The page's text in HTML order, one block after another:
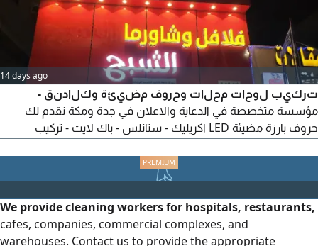
14 days ago
تركيب لوحات محلات وحروف مضيئة وكلادنق -
مؤسسة متخصصة في الدعاية والاعلان في جدة ومكة نقدم لك
حروف بارزة مضيئة LED اكريليك - ستانلس - باك لايت - تركيب
تسليم حسب المواعيد أرسل صورة واجهتك ونجيك بالسعر خلال
ساعة
We provide cleaning workers for hospitals, restaurants,
cafes, companies, commercial complexes, and
warehouses. Contact us to provide the appropriate